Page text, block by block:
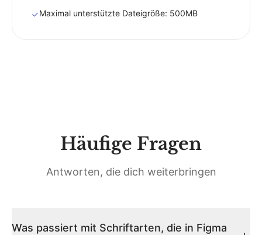
Maximal unterstützte Dateigröße: 500MB
Häufige Fragen
Antworten, die dich weiterbringen
Was passiert mit Schriftarten, die in Figma